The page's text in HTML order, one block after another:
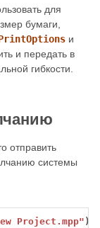
для
бумаги,
и
и передать в
гибкости.
отправить
системы
Project.mpp" );